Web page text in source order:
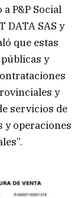
P&P Social
DATA SAS y
que estas
y
y
servicios de
y operaciones